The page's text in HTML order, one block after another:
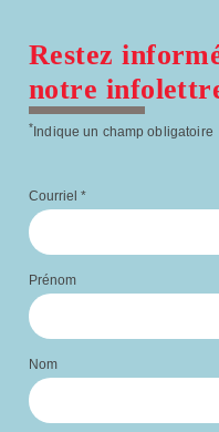
Restez
notre
*Indique un champ obligatoire
Courriel *
Prénom
Nom